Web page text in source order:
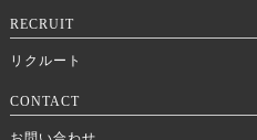
RECRUIT
リクルート
CONTACT